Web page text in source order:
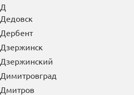
Д
Дедовск
Дербент
Дзержинск
Дзержинский
Димитровград
Дмитров